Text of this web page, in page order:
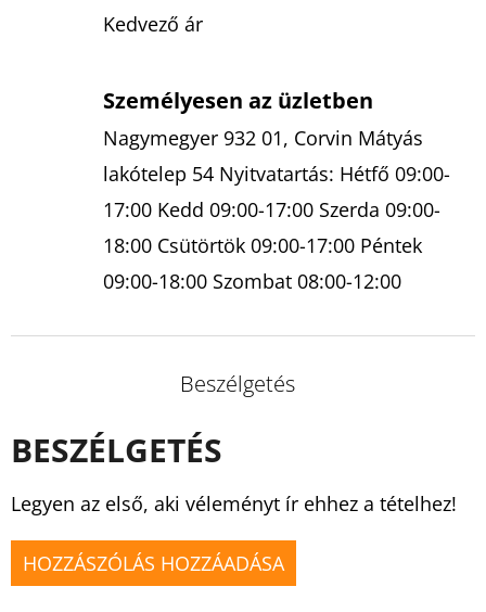
Kedvező ár
Személyesen az üzletben
Nagymegyer 932 01, Corvin Mátyás
lakótelep 54 Nyitvatartás: Hétfő 09:00-
17:00 Kedd 09:00-17:00 Szerda 09:00-
18:00 Csütörtök 09:00-17:00 Péntek
09:00-18:00 Szombat 08:00-12:00
Beszélgetés
BESZÉLGETÉS
Legyen az első, aki véleményt ír ehhez a tételhez!
HOZZÁSZÓLÁS HOZZÁADÁSA